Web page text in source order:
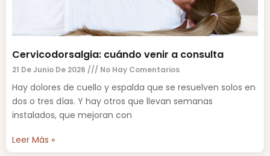
Cervicodorsalgia: cuándo venir a consulta
21 De Junio De 2026 No Hay Comentarios
Hay dolores de cuello y espalda que se resuelven solos en
dos o tres días. Y hay otros que llevan semanas
instalados, que mejoran con
Leer Más »